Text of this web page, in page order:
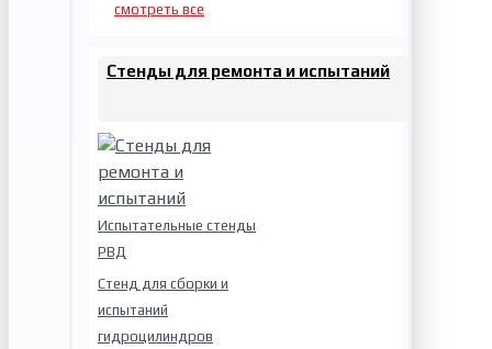
смотреть все
Стенды для ремонта и испытаний
Испытательные стенды
РВД
Стенд для сборки и
испытаний
гидроцилиндров